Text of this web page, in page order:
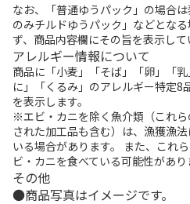
なお、「普通ゆうパック」の場合
のみチルドゆうパック」などとな
ず、商品内容欄にその旨を表示して
アレルギー情報について
商品に「小麦」「そば」「卵」「
に」「くるみ」のアレルギー特定8
を表示します。
※エビ・カニを除く魚介類（これ
された加工品も含む）は、漁獲漁
いる場合があります。 また、これ
ビ・カニを食べている可能性があり
その他
商品写真はイメージです。